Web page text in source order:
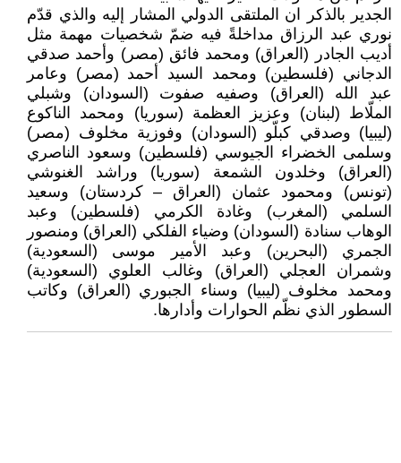
الجدير بالذكر ان الملتقى الدولي المشار إليه والذي قدّم
نوري عبد الرزاق مداخلةً فيه ضمّ شخصيات مهمة مثل
أديب الجادر (العراق) ومحمد فائق (مصر) وأحمد صدقي
الدجاني (فلسطين) ومحمد السيد أحمد (مصر) وعامر
عبد الله (العراق) وصفيه صفوت (السودان) وشبلي
الملّاط (لبنان) وعزيز العظمة (سوريا) ومحمد الناكوع
(ليبيا) وصدقي كبلّو (السودان) وفوزية مخلوف (مصر)
وسلمى الخضراء الجيوسي (فلسطين) وسعود الناصري
(العراق) وخلدون الشمعة (سوريا) وراشد الغنوشي
(تونس) ومحمود عثمان (العراق – كردستان) وسعيد
السلمي (المغرب) وغادة الكرمي (فلسطين) وعبد
الوهاب سنادة (السودان) وضياء الفلكي (العراق) ومنصور
الجمري (البحرين) وعبد الأمير موسى (السعودية)
وشمران العجلي (العراق) وغالب العلوي (السعودية)
ومحمد مخلوف (ليبيا) وسناء الجبوري (العراق) وكاتب
السطور الذي نظّم الحوارات وأدارها.